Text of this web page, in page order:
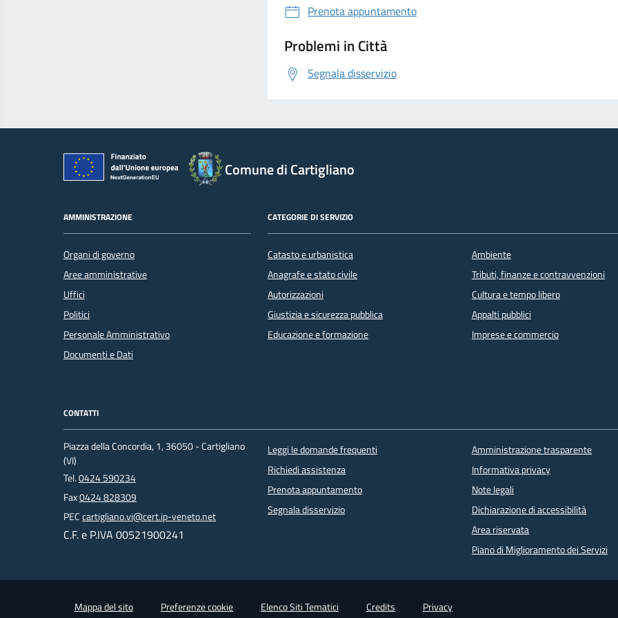
Prenota appuntamento
Problemi in Città
Segnala disservizio
Comune di Cartigliano
AMMINISTRAZIONE
Organi di governo
Aree amministrative
Uffici
Politici
Personale Amministrativo
Documenti e Dati
CATEGORIE DI SERVIZIO
Catasto e urbanistica
Anagrafe e stato civile
Autorizzazioni
Giustizia e sicurezza pubblica
Educazione e formazione
Ambiente
Tributi, finanze e contravvenzioni
Cultura e tempo libero
Appalti pubblici
Imprese e commercio
CONTATTI
Piazza della Concordia, 1, 36050 - Cartigliano
(VI)
Tel.0424 590234
Fax0424 828309
PECcartigliano.vi@cert.ip-veneto.net
C.F. e P.IVA 00521900241
Leggi le domande frequenti
Richiedi assistenza
Prenota appuntamento
Segnala disservizio
Amministrazione trasparente
Informativa privacy
Note legali
Dichiarazione di accessibilità
Area riservata
Piano di Miglioramento dei Servizi
Mappa del sito Preferenze cookie Elenco Siti Tematici Credits Privacy